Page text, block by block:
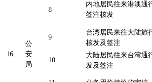
16
公
安
局
8
内地居民往来港澳通
签注核发
9
台湾居民来往大陆旅
核发及签注
10
大陆居民往来台湾通
发及签注